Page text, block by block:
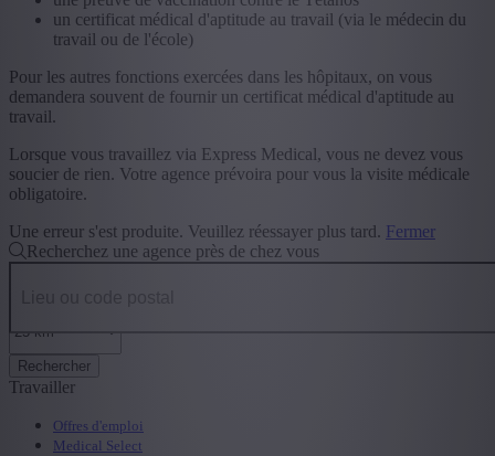
un certificat médical d'aptitude au travail (via le médecin du
travail ou de l'école)
Pour les autres fonctions exercées dans les hôpitaux, on vous
demandera souvent de fournir un certificat médical d'aptitude au
travail.
Lorsque vous travaillez via Express Medical, vous ne devez vous
soucier de rien. Votre agence prévoira pour vous la visite médicale
obligatoire.
Une erreur s'est produite. Veuillez réessayer plus tard. Fermer
Recherchez une agence près de chez vous
Rechercher
Travailler
Offres d'emploi
Medical Select